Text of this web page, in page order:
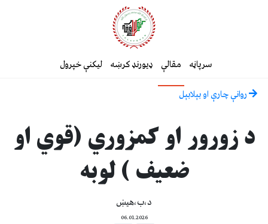
سرپاڼه مقالې ډیورنډ کرښه لیکنې خپرول
روانې چارې او بېلابېل
د زورور او کمزوري (قوي او
ضعيف ) لوبه
د،ب،هيښ
06.01.2026